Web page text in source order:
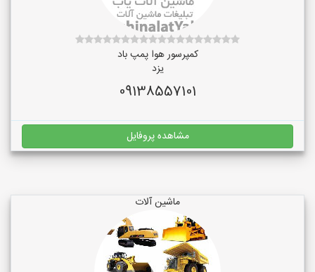
کمپرسور هوا پمپ باد
یزد
09138557101
مشاهده پروفایل
ماشین آلات